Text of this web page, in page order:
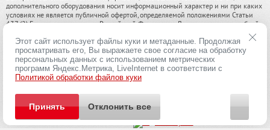
дополнительного оборудования носит информационный характер и ни при каких
условиях не является публичной офертой, определяемой положениями Статьи
437 (2) Гражданского кодекса Российской Федерации. Для получения подробной
информации, пожалуйста, обращайтесь к нашим специалистам. чинамобил.рф ©
2013-2026. Все права охраняются законом.
Политика конфиденциальности
Этот сайт использует файлы куки и метаданные. Продолжая
просматривать его, Вы выражаете свое согласие на обработку
персональных данных с использованием метрических
программ Яндекс.Метрика, LiveInternet в соответствии с
Политикой обработки файлов куки
Принять Отклонить все